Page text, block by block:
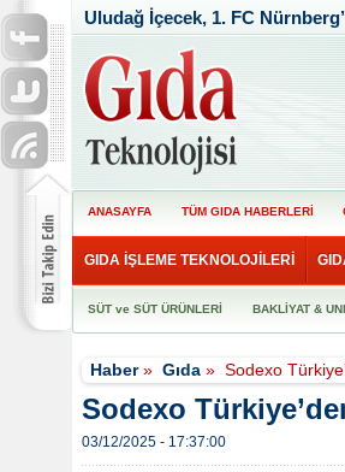
Uludağ İçecek, 1. FC
ANASAYFA TÜM GIDA HABERLERİ
GIDA İŞLEME TEKNOLOJİLERİ
SÜT ve SÜT ÜRÜNLERİ BAKLİYAT &
Haber»Gıda »Sodexo
Sodexo
03/12/2025 - 17:37:00